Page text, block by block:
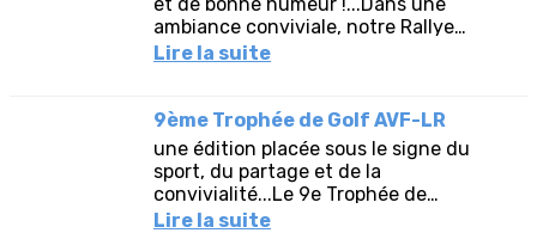
ambiance conviviale, notre Rallye
Automobile 2026 a une nouvelle fois
Lire la suite
9ème Trophée de Golf AVF-LR
une édition placée sous le signe du
sport, du partage et de la
convivialité...Le 9e Trophée de
Printemps s’est déroulé cette année
Lire la suite